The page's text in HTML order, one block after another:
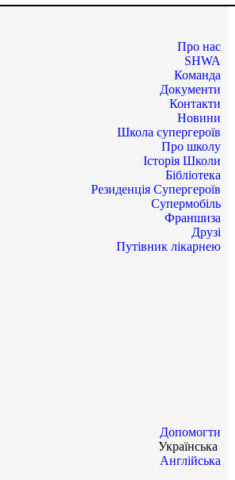
Про нас
SHWA
Команда
Документи
Контакти
Новини
Школа супергероїв
Про школу
Історія Школи
Бібліотека
Резиденція Супергероїв
Супермобіль
Франшиза
Друзі
Путівник лікарнею
Допомогти
Українська
Англійська